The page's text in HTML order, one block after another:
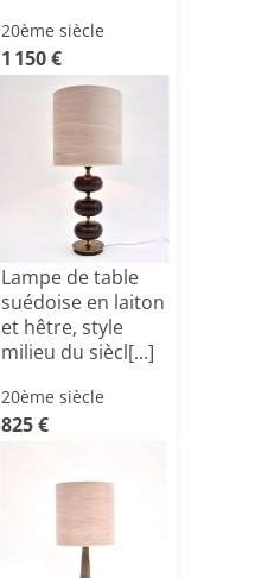
20ème siècle
1 150 €
Lampe de table
suédoise en laiton
et hêtre, style
milieu du siècl[...]
20ème siècle
825 €